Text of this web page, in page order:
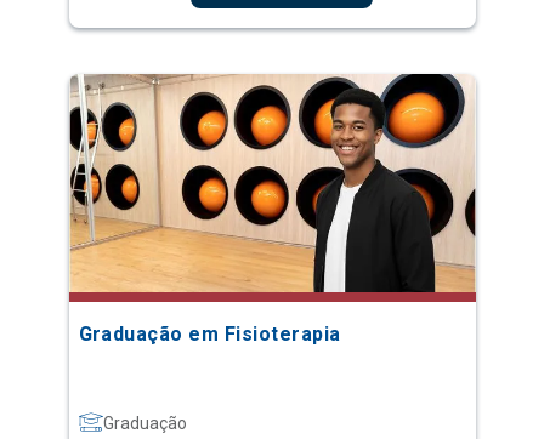
Graduação em Fisioterapia
Graduação